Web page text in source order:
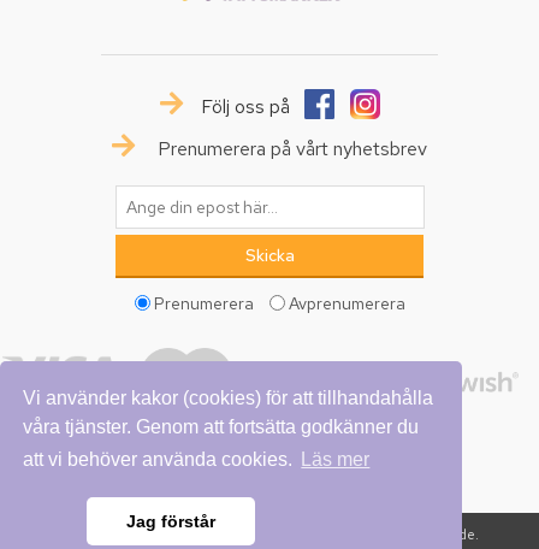
Vi använder kakor (cookies) för att tillhandahålla
våra tjänster. Genom att fortsätta godkänner du
att vi behöver använda cookies.
Läs mer
Jag förstår
Följ oss på
Prenumerera på vårt nyhetsbrev
Prenumerera Avprenumerera
Copyright © 2026 Vattumannen. Alla rättigheter reserverade.